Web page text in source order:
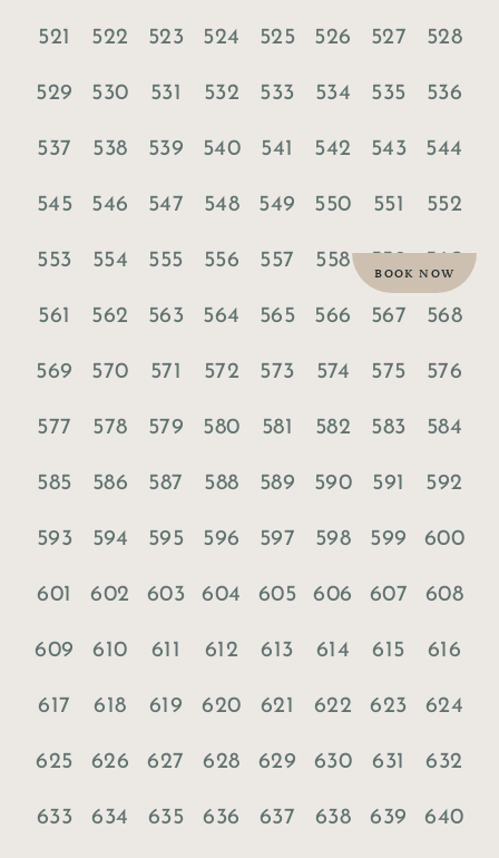
BOOK NOW
521 522 523 524 525 526 527 528
529 530 531 532 533 534 535 536
537 538 539 540 541 542 543 544
545 546 547 548 549 550 551 552
553 554 555 556 557 558
561 562 563 564 565 566 567 568
569 570 571 572 573 574 575 576
577 578 579 580 581 582 583 584
585 586 587 588 589 590 591 592
593 594 595 596 597 598 599 600
601 602 603 604 605 606 607 608
609 610 611 612 613 614 615 616
617 618 619 620 621 622 623 624
625 626 627 628 629 630 631 632
633 634 635 636 637 638 639 640